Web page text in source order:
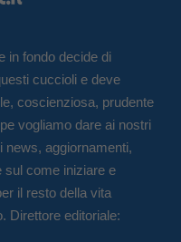
in fondo decide di
cuccioli e deve
coscienziosa, prudente
vogliamo dare ai nostri
news, aggiornamenti,
sul come iniziare e
il resto della vita
Direttore editoriale: